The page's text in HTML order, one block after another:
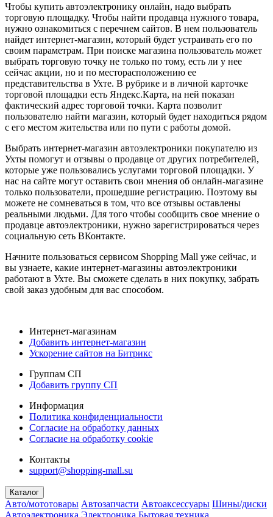
Чтобы купить автоэлектронику онлайн, надо выбрать
торговую площадку. Чтобы найти продавца нужного товара,
нужно ознакомиться с перечнем сайтов. В нем пользователь
найдет интернет-магазин, который будет устраивать его по
своим параметрам. При поиске магазина пользователь может
выбрать торговую точку не только по тому, есть ли у нее
сейчас акции, но и по месторасположению ее
представительства в Ухте. В рубрике и в личной карточке
торговой площадки есть Яндекс.Карта, на ней показан
фактический адрес торговой точки. Карта позволит
пользователю найти магазин, который будет находиться рядом
с его местом жительства или по пути с работы домой.
Выбрать интернет-магазин автоэлектроники покупателю из
Ухты помогут и отзывы о продавце от других потребителей,
которые уже пользовались услугами торговой площадки. У
нас на сайте могут оставить свои мнения об онлайн-магазине
только пользователи, прошедшие регистрацию. Поэтому вы
можете не сомневаться в том, что все отзывы оставлены
реальными людьми. Для того чтобы сообщить свое мнение о
продавце автоэлектроники, нужно зарегистрироваться через
социальную сеть ВКонтакте.
Начните пользоваться сервисом Shopping Mall уже сейчас, и
вы узнаете, какие интернет-магазины автоэлектроники
работают в Ухте. Вы сможете сделать в них покупку, забрать
свой заказ удобным для вас способом.
Интернет-магазинам
Добавить интернет-магазин
Ускорение сайтов на Битрикс
Группам СП
Добавить группу СП
Информация
Политика конфиденциальности
Согласие на обработку данных
Согласие на обработку cookie
Контакты
support@shopping-mall.su
Каталог
Авто/мототовары Автозапчасти Автоаксессуары Шины/диски
Автоэлектроника Электроника Бытовая техника